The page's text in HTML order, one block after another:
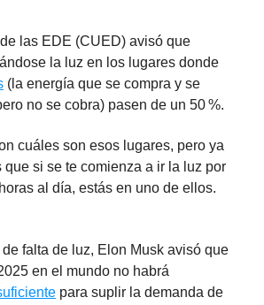
las EDE (CUED) avisó que
la luz en los lugares donde
(la energía que se compra y se
no se cobra) pasen de un 50 %.
cuáles son esos lugares, pero ya
que si se te comienza a ir la luz por
al día, estás en uno de ellos.
falta de luz, Elon Musk avisó que
en el mundo no habrá
para suplir la demanda de